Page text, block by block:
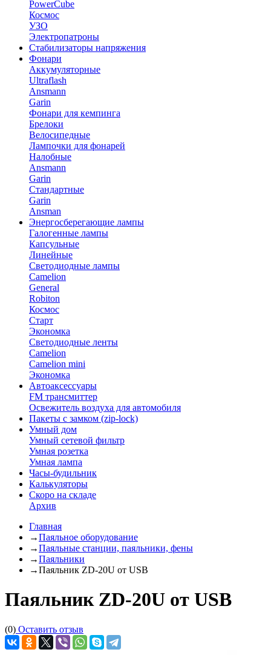
PowerCube
Космос
УЗО
Электропатроны
Стабилизаторы напряжения
Фонари
Аккумуляторные
Ultraflash
Ansmann
Garin
Фонари для кемпинга
Брелоки
Велосипедные
Лампочки для фонарей
Налобные
Ansmann
Garin
Стандартные
Garin
Ansman
Энергосберегающие лампы
Галогенные лампы
Капсульные
Линейные
Светодиодные лампы
Camelion
General
Robiton
Космос
Старт
Экономка
Светодиодные ленты
Camelion
Camelion mini
Экономка
Автоаксессуары
FM трансмиттер
Освежитель воздуха для автомобиля
Пакеты с замком (zip-lock)
Умный дом
Умный сетевой фильтр
Умная розетка
Умная лампа
Часы-будильник
Калькуляторы
Скоро на складе
Архив
Главная
→Паяльное оборудование
→Паяльные станции, паяльники, фены
→Паяльники
→Паяльник ZD-20U от USB
Паяльник ZD-20U от USB
(0) Оставить отзыв